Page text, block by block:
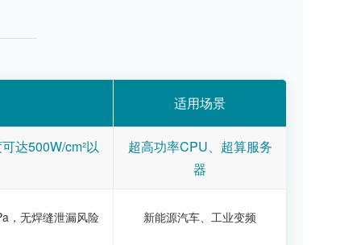
适用场景
达500W/cm²以
超高功率CPU、超算服务
器
，无焊缝泄漏风险 新能源汽车、工业变频